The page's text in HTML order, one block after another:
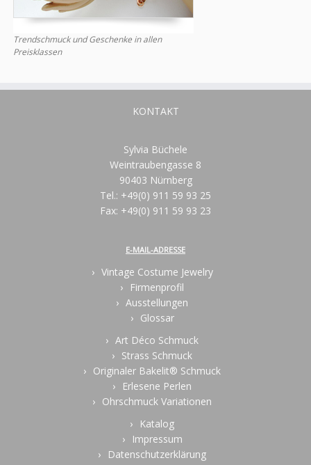
Trendschmuck und Geschenke in allen
Preisklassen
KONTAKT
Sylvia Büchele
Weintraubengasse 8
90403 Nürnberg
Tel.: +49(0) 911 59 93 25
Fax: +49(0) 911 59 93 23
E-MAIL-ADRESSE
Vintage Costume Jewelry
Firmenprofil
Ausstellungen
Glossar
Art Déco Schmuck
Strass Schmuck
Originaler Bakelit® Schmuck
Erlesene Perlen
Ohrschmuck Variationen
Katalog
Impressum
Datenschutzerklärung